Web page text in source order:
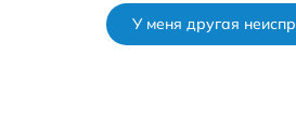
У меня другая